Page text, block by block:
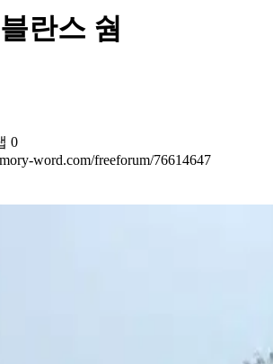
란스 쉄
0
word.com/freeforum/76614647